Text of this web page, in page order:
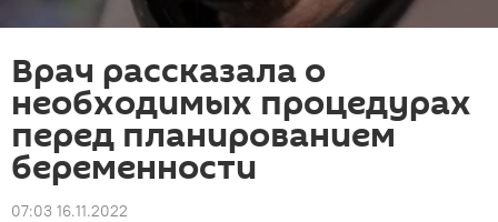
Врач рассказала о
необходимых процедурах
перед планированием
беременности
07:03 16.11.2022